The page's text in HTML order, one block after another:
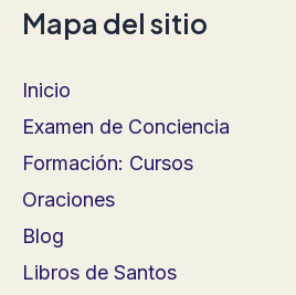
Mapa del sitio
Inicio
Examen de Conciencia
Formación: Cursos
Oraciones
Blog
Libros de Santos